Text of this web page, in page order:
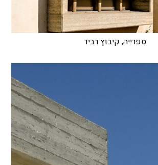
ספרייה, קיבוץ רביד